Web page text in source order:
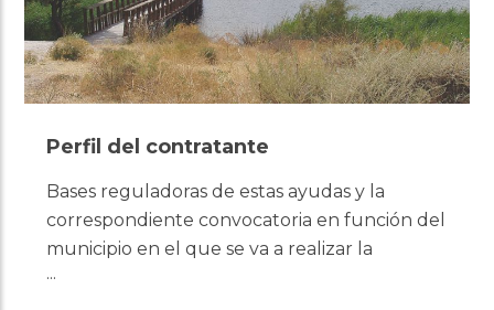
Perfil del contratante
Bases reguladoras de estas ayudas y la
correspondiente convocatoria en función del
municipio en el que se va a realizar la
inversión.